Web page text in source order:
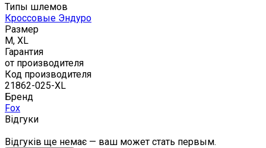
Типы шлемов
Кроссовые Эндуро
Размер
M, XL
Гарантия
от производителя
Код производителя
21862-025-XL
Бренд
Fox
Відгуки
Відгуків ще немає — ваш может стать первым.